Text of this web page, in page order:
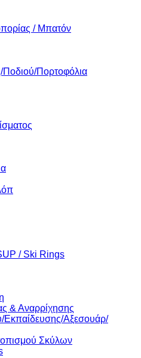
/ Μπατόν
Πορτοφόλια
/ Ski Rings
& Αναρρίχησης
Εκπαίδευσης/Αξεσουάρ/
Σκύλων